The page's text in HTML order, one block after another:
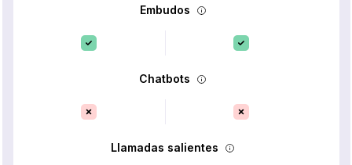
Embudos
Chatbots
Llamadas salientes